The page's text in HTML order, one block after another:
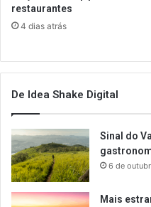
restaurantes
4 dias atrás
De Idea Shake Digital
Sinal do
6 de
Mais